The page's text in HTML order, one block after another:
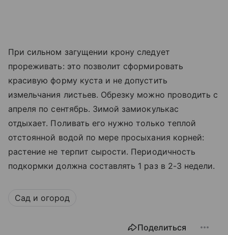
При сильном загущении крону следует
прореживать: это позволит сформировать
красивую форму куста и не допустить
измельчания листьев. Обрезку можно проводить с
апреля по сентябрь. Зимой замиокулькас
отдыхает. Поливать его нужно только теплой
отстоянной водой по мере просыхания корней:
растение не терпит сырости. Периодичность
подкормки должна составлять 1 раз в 2-3 недели.
Сад и огород
Поделиться